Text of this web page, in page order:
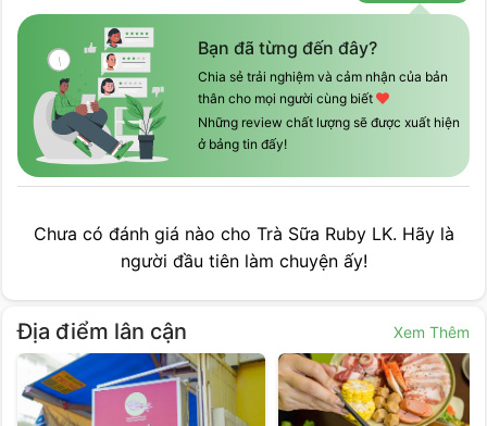
Bạn đã từng đến đây?
Chia sẻ trải nghiệm và cảm nhận của bản
thân cho mọi người cùng biết
Những review chất lượng sẽ được xuất hiện
ở bảng tin đấy!
Chưa có đánh giá nào cho Trà Sữa Ruby LK. Hãy là
người đầu tiên làm chuyện ấy!
Địa điểm lân cận Xem Thêm